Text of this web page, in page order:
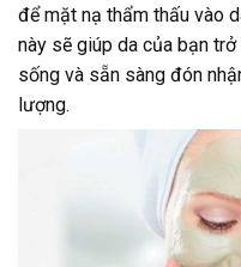
để mặt nạ thẩm thấu vào
này sẽ giúp da của bạn
sống và sẵn sàng đón
lượng.